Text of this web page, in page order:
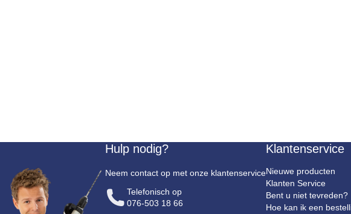
Hulp nodig?
Neem contact op met onze klantenservice
Telefonisch op
076-503 18 66
Klantenservice
Nieuwe producten
Klanten Service
Bent u niet tevreden?
Hoe kan ik een